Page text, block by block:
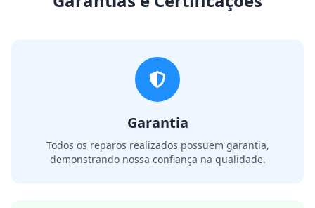
Garantia
Todos os reparos realizados possuem garantia,
demonstrando nossa confiança na qualidade.